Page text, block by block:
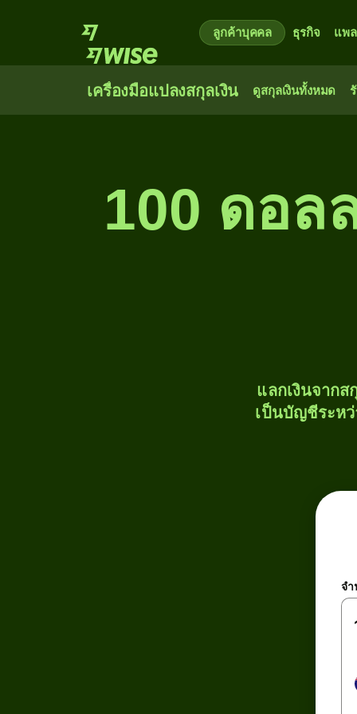
ลูกค้าบุคคล ธุรกิจ แพ
เครื่องมือแปลงสกุลเงิน ดูสกุลเงินทั้งหมด
100 ดอล
แลกเงินจากส
เป็นบัญชีระหว่
จ